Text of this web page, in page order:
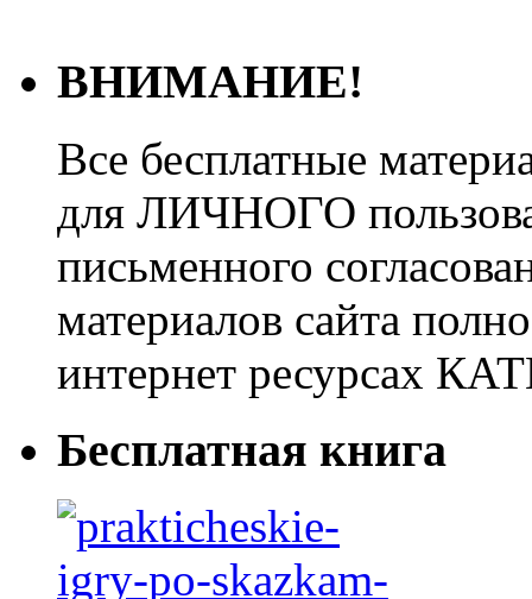
ВНИМАНИЕ!
Все бесплатные
для ЛИЧНОГО
письменного
материалов сайта
интернет ресурсах
Бесплатная книга